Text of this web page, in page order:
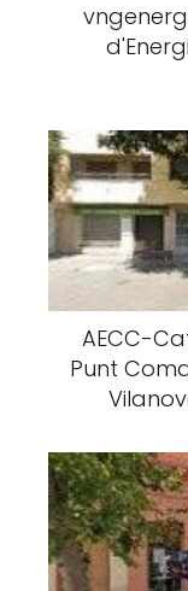
AECC-
Punt